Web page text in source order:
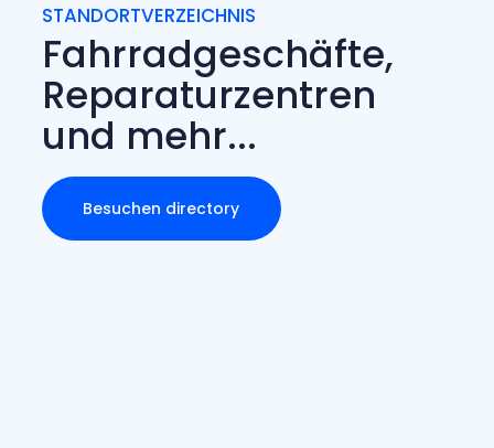
STANDORTVERZEICHNIS
Fahrradgeschäfte,
Reparaturzentren
und mehr...
Besuchen directory